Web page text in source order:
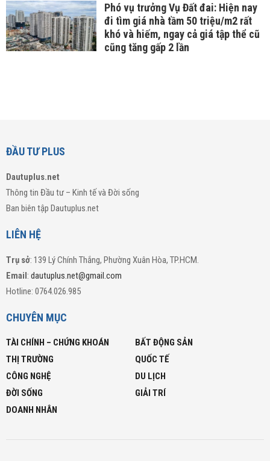
Phó vụ trưởng Vụ Đất đai: Hiện nay
đi tìm giá nhà tầm 50 triệu/m2 rất
khó và hiếm, ngay cả giá tập thể cũ
cũng tăng gấp 2 lần
ĐẦU TƯ PLUS
Dautuplus.net
Thông tin Đầu tư – Kinh tế và Đời sống
Ban biên tập Dautuplus.net
LIÊN HỆ
Trụ sở: 139 Lý Chính Thắng, Phường Xuân Hòa, TP.HCM.
Email: dautuplus.net@gmail.com
Hotline: 0764.026.985
CHUYÊN MỤC
TÀI CHÍNH – CHỨNG KHOÁN
BẤT ĐỘNG SẢN
THỊ TRƯỜNG
QUỐC TẾ
CÔNG NGHỆ
DU LỊCH
ĐỜI SỐNG
GIẢI TRÍ
DOANH NHÂN